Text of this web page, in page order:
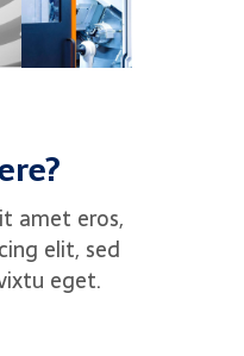
amet eros,
elit, sed
eget.